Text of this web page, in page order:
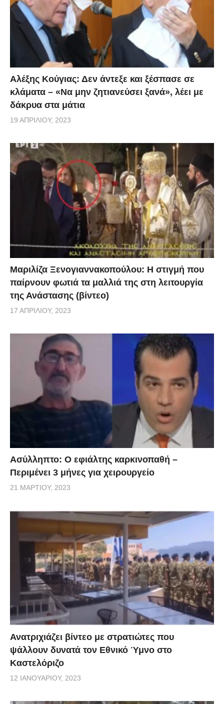
Αλέξης Κούγιας: Δεν άντεξε και ξέσπασε σε
κλάματα – «Να μην ζητιανεύσει ξανά», λέει με
δάκρυα στα μάτια
19 ΑΠΡΙΛΊΟΥ, 2023
Μαριλίζα Ξενογιαννακοπούλου: Η στιγμή που
παίρνουν φωτιά τα μαλλιά της στη λειτουργία
της Ανάστασης (βίντεο)
17 ΑΠΡΙΛΊΟΥ, 2023
Ασύλληπτο: Ο εφιάλτης καρκινοπαθή –
Περιμένει 3 μήνες για χειρουργείο
21 ΜΑΡΤΊΟΥ, 2023
Ανατριχιάζει βίντεο με στρατιώτες που
ψάλλουν δυνατά τον Εθνικό Ύμνο στο
Καστελόριζο
12 ΙΑΝΟΥΑΡΊΟΥ, 2023